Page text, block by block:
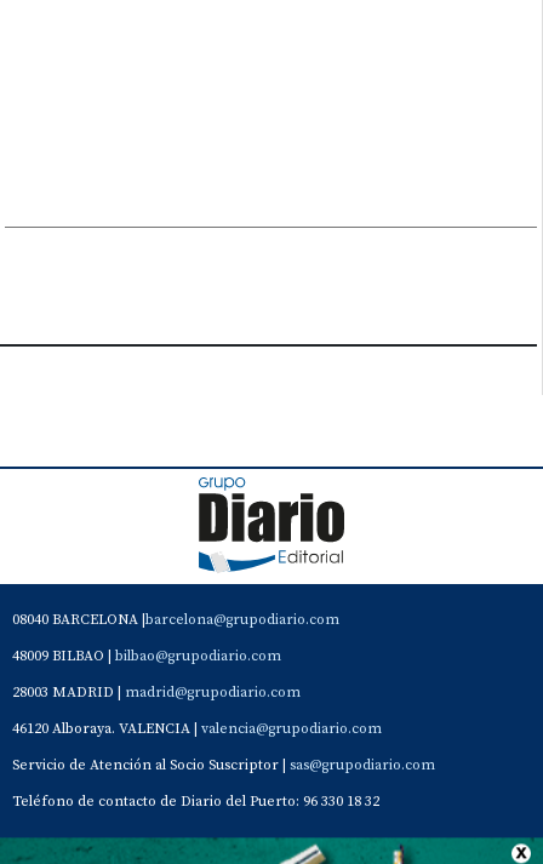
08040 BARCELONA | barcelona@grupodiario.com
48009 BILBAO | bilbao@grupodiario.com
28003 MADRID | madrid@grupodiario.com
46120 Alboraya. VALENCIA | valencia@grupodiario.com
Servicio de Atención al Socio Suscriptor | sas@grupodiario.com
Teléfono de contacto de Diario del Puerto: 96 330 18 32
Contacto Aviso Legal Quiénes somos Política de privacidad